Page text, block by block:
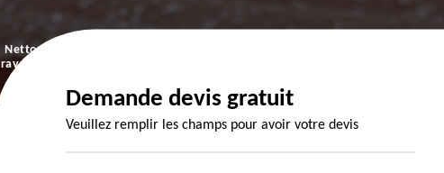
Nettoyage et
ravalement de
Demande devis gratuit
Veuillez remplir les champs pour avoir votre devis